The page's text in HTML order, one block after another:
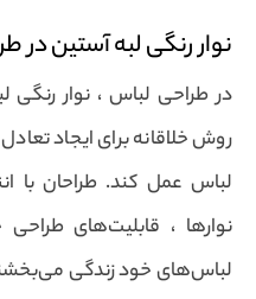
نوار رنگی لبه آستین در
در طراحی لباس ، نوار رنگی
روش خلاقانه برای ایجاد
لباس عمل کند. طراحان با
نوارها ، قابلیت‌های
لباس‌های خود زندگی